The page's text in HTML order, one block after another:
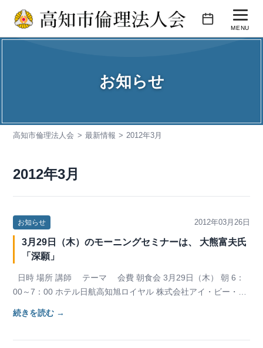
テ
キ
MENU
入会のご案内
お問い合わせ
お知らせ
高知市倫理法人会 最新情報 2012年3月
2012年3月
お知らせ 2012年03月26日
3月29日（木）のモーニングセミナーは、 大熊富夫氏
「深願」
日時 場所 講師 テーマ 会費 朝食会 3月29日（木） 朝 6：
00～7：00 ホテル日航高知旭ロイヤル 株式会社アイ・ビー・ビ
続きを読む →